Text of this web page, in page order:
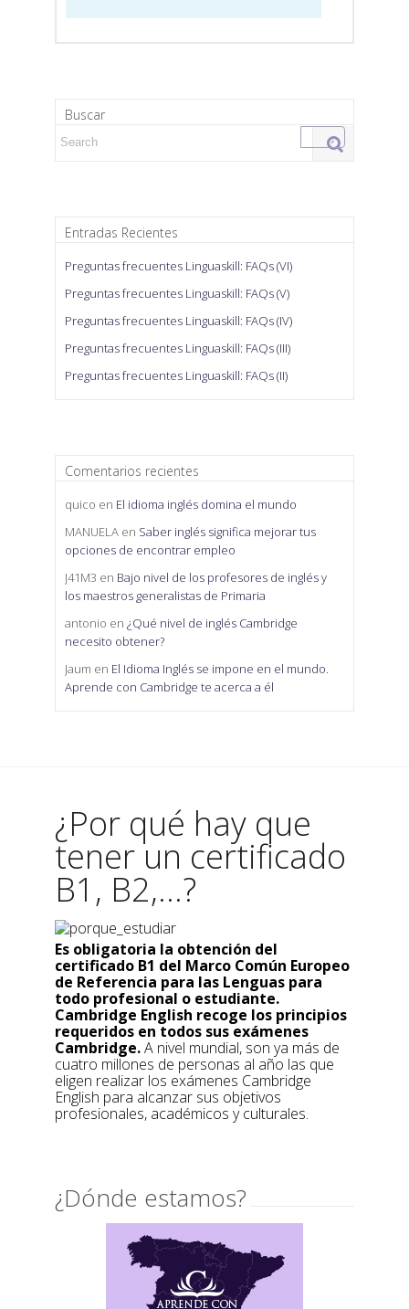
Buscar
Search for:
Entradas Recientes
Preguntas frecuentes Linguaskill: FAQs (VI)
Preguntas frecuentes Linguaskill: FAQs (V)
Preguntas frecuentes Linguaskill: FAQs (IV)
Preguntas frecuentes Linguaskill: FAQs (III)
Preguntas frecuentes Linguaskill: FAQs (II)
Comentarios recientes
quico en El idioma inglés domina el mundo
MANUELA en Saber inglés significa mejorar tus
opciones de encontrar empleo
J41M3 en Bajo nivel de los profesores de inglés y
los maestros generalistas de Primaria
antonio en ¿Qué nivel de inglés Cambridge
necesito obtener?
Jaum en El Idioma Inglés se impone en el mundo.
Aprende con Cambridge te acerca a él
¿Por qué hay que
tener un certificado
B1, B2,...?
Es obligatoria la obtención del
certificado B1 del Marco Común Europeo
de Referencia para las Lenguas para
todo profesional o estudiante.
Cambridge English recoge los principios
requeridos en todos sus exámenes
Cambridge.A nivel mundial, son ya más de
cuatro millones de personas al año las que
eligen realizar los exámenes Cambridge
English para alcanzar sus objetivos
profesionales, académicos y culturales.
¿Dónde estamos?